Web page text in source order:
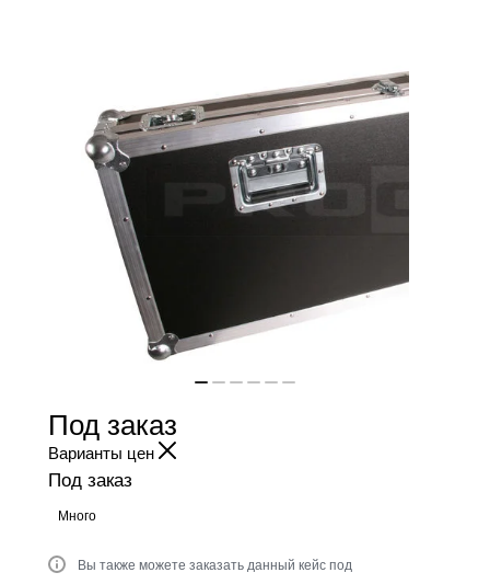
Под заказ
Варианты цен
Под заказ
Много
Вы также можете заказать данный кейс под